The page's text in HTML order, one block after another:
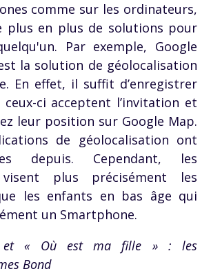
comme sur les ordinateurs,
plus en plus de solutions pour
Par exemple, Google
la solution de géolocalisation
En effet, il suffit d’enregistrer
ceux-ci acceptent l’invitation et
leur position sur Google Map.
de géolocalisation ont
depuis. Cependant, les
visent plus précisément les
les enfants en bas âge qui
un Smartphone.
et « Où est ma fille » : les
Bond